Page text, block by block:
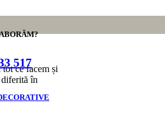
517
Ghidul expertului Zen Interior
ce facem și
diferită în